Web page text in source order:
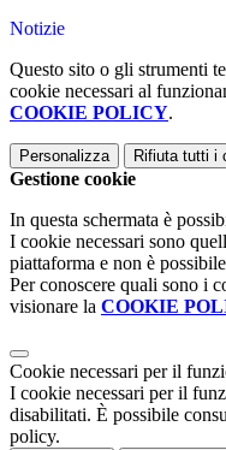
Notizie
Questo sito o gli strumenti
cookie necessari al
COOKIE POLICY.
Personalizza Rifiuta tutti i
Gestione cookie
In questa schermata è
I cookie necessari sono
piattaforma e non è
Per conoscere quali sono i
visionare la COOKIE
Cookie necessari per il
I cookie necessari per il
disabilitati. È possibile
policy.